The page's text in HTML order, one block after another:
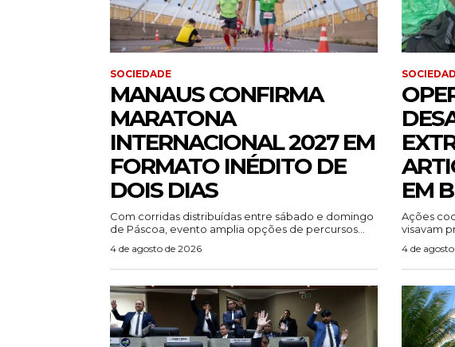
SOCIEDADE
MANAUS CONFIRMA
MARATONA
INTERNACIONAL 2027 EM
FORMATO INÉDITO DE
DOIS DIAS
Com corridas distribuídas entre sábado e domingo
de Páscoa, evento amplia opções de percursos...
4 de agosto de 2026
EM
Ações
visavam
4 de